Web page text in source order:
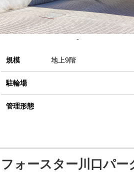
-
規模 地上9階
駐輪場
管理形態
フォースター川口パ